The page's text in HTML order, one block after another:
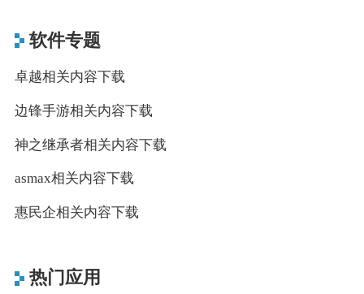
软件专题
卓越相关内容下载
边锋手游相关内容下载
神之继承者相关内容下载
asmax相关内容下载
惠民企相关内容下载
热门应用